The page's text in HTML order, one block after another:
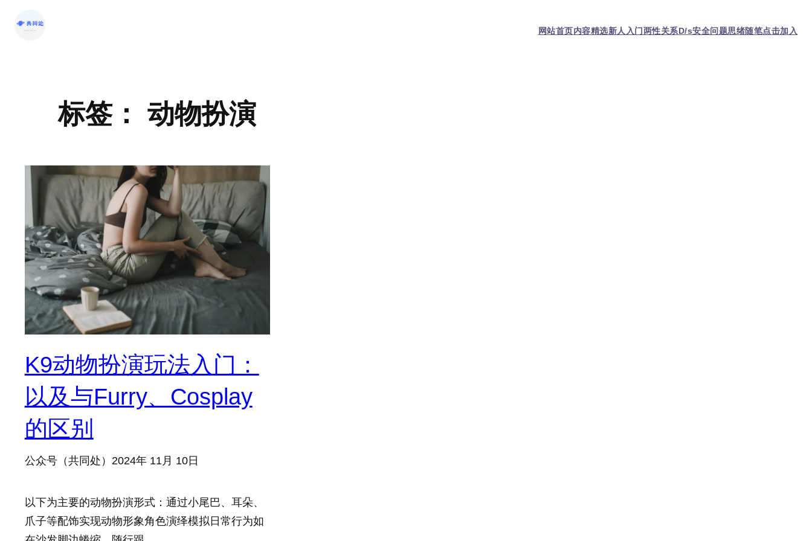
网站首页内容精选新人入门两性关系D/s安全问题思绪随笔点击加入
标签： 动物扮演
K9动物扮演玩法入门：
以及与Furry、Cosplay
的区别
公众号（共同处） 2024年 11月 10日
以下为主要的动物扮演形式：通过小尾巴、耳朵、
爪子等配饰实现动物形象角色演绎模拟日常行为如